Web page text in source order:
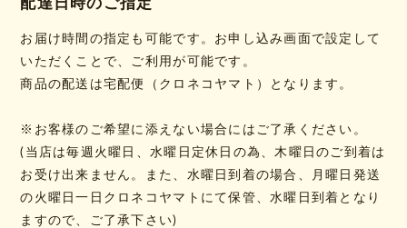
お届け時間の指定も可能です。お申し込み画面で設定して
いただくことで、ご利用が可能です。
商品の配送は宅配便（クロネコヤマト）となります。
※お客様のご希望に添えない場合にはご了承ください。
(当店は毎週火曜日、水曜日定休日の為、木曜日のご到着は
お受け出来ません。また、水曜日到着の場合、月曜日発送
の火曜日一日クロネコヤマトにて保管、水曜日到着となり
ますので、ご了承下さい)